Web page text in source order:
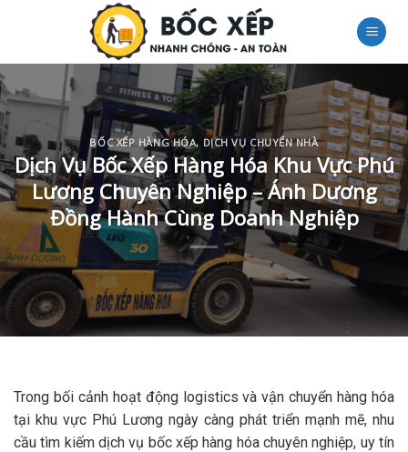
BỐC XẾP HÀNG HÓA, DỊCH VỤ CHUYỂN NHÀ
Dịch Vụ Bốc Xếp Hàng Hóa Khu Vực Phú
Lương Chuyên Nghiệp – Ánh Dương
Đồng Hành Cùng Doanh Nghiệp
Trong bối cảnh hoạt động logistics và vận chuyển hàng hóa
tại khu vực Phú Lương ngày càng phát triển mạnh mẽ, nhu
cầu tìm kiếm dịch vụ bốc xếp hàng hóa chuyên nghiệp, uy tín